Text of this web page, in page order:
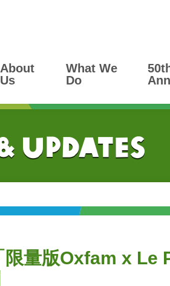
About
Us
What We
Do
Updates
限量版Oxfam x